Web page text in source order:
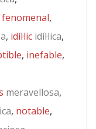
fenomenal,
, idíl·lic idíl·lica,
, inefable,
meravellosa,
, notable,